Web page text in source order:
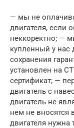
— мы не
двигателя, если
неккоректно; —
купленный у нас
сохранения
установлен на
сертификат; —
двигатель с
двигатель не
нем не вносятся
двигателя нужна